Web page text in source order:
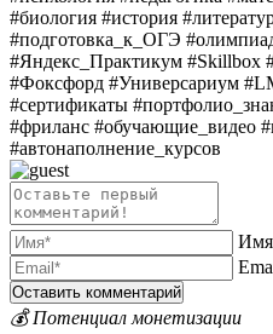
#биология #история
#подготовка_к_OГЭ
#Яндекс_Практикум #Skillbox
#Фоксфорд #Универсариум
#сертификаты
#фриланс #обучающие_видео
#автонаполнение_курсов
💰 Потенциал монетизации